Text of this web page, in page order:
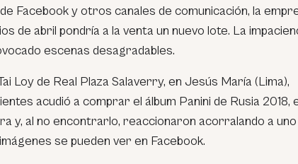
Facebook y otros canales de comunicación, la
de abril pondría a la venta un nuevo lote. La
escenas desagradables.
Loy de Real Plaza Salaverry, en Jesús María (Lima),
acudió a comprar el álbum Panini de Rusia 2018,
y, al no encontrarlo, reaccionaron acorralando a
se pueden ver en Facebook.